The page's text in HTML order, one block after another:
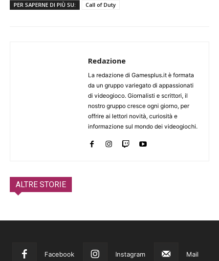
PER SAPERNE DI PIÙ SU: Call of Duty
Redazione
La redazione di Gamesplus.it è formata
da un gruppo variegato di appassionati
di videogioco. Giornalisti e scrittori, il
nostro gruppo cresce ogni giorno, per
offrire ai lettori novità, curiosità e
informazione sul mondo dei videogiochi.
ALTRE STORIE
Facebook Instagram Mail